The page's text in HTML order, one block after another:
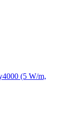
(5 W/m,